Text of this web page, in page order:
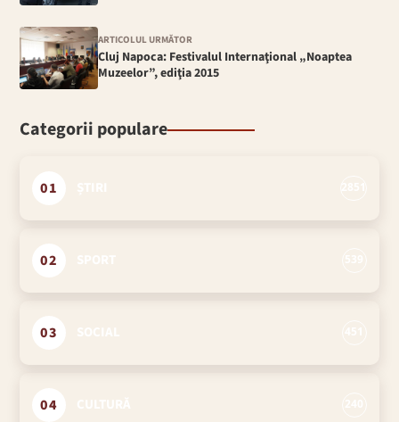
ARTICOLUL URMĂTOR
Cluj Napoca: Festivalul Internaţional „Noaptea
Muzeelor”, ediţia 2015
Categorii populare
01
02
03
04